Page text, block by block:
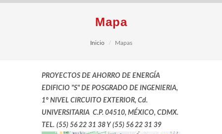
Mapa
Inicio Mapas
PROYECTOS DE AHORRO DE ENERGÍA
EDIFICIO "S" DE POSGRADO DE INGENIERIA,
1° NIVEL CIRCUITO EXTERIOR, Cd.
UNIVERSITARIA C.P. 04510, MÉXICO, CDMX.
TEL. (55) 56 22 31 38 Y (55) 56 22 31 39